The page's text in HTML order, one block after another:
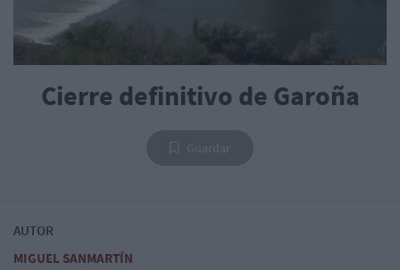
Cierre definitivo de Garoña
AUTOR
MIGUEL SANMARTÍN